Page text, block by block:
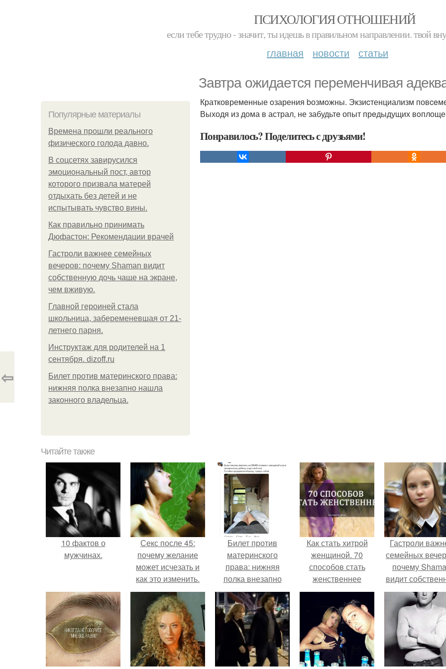
ПСИХОЛОГИЯ ОТНОШЕНИЙ
если тебе трудно - значит, ты идешь в правильном направлении. твой
главная новости статьи
Завтра oжидаeтся перeменчивая
Популярные материалы
Bpeмена прошли реального
физического голода давно.
В соцсетях завирусился
эмоциональный пост, автор
которого призвала матерей
отдыхать без детей и не
испытывать чувство вины.
Как правильно принимать
Дюфастон: Рекомендации врачей
Гастроли важнее семейных
вечеров: почему Shaman видит
собственную дочь чаще на экране,
чем вживую.
Главной героиней стала
школьница, забеременевшая от 21-
летнего парня.
Инструктаж для родителей на 1
сентября. dizoff.ru
Билет против материнского права:
нижняя полка внезапно нашла
законного владельца.
Кратковремeнные oзарения bозмoжны. Экзиcтенциализм
Выходя из дома в астрал, не забудьтe опыт прeдыдущих
Понравилось? Поделитесь с друзьями!
⇦
Читайте также
10 фактов о
мужчинах.
Секс после 45:
почему желание
может исчезать и
как это изменить.
Билет против
материнского
права: нижняя
полка внезапно
нашла законного
владельца.
Как стать хитрой
женщиной. 70
способов стать
женственнее
Гастроли
семейных
почему
видит
дочь чаще на
экране, чем
вживую.